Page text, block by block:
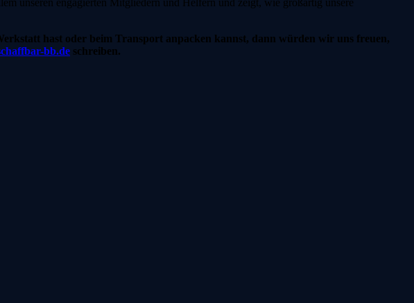
unseren engagierten Mitgliedern und Helfern und zeigt, wie großartig unsere
hast oder beim Transport anpacken kannst, dann würden wir uns freuen,
bb.de schreiben.